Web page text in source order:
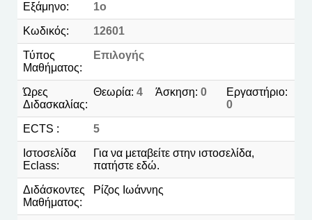
Εξάμηνο: 1ο
Κωδικός: 12601
Τύπος
Μαθήματος:
Επιλογής
Ώρες
Διδασκαλίας:
Θεωρία: 4 Άσκηση: 0
Εργαστήριο:
0
ECTS : 5
Ιστοσελίδα
Eclass:
Για να μεταβείτε στην ιστοσελίδα,
πατήστε εδώ.
Διδάσκοντες
Μαθήματος:
Ρίζος Ιωάννης